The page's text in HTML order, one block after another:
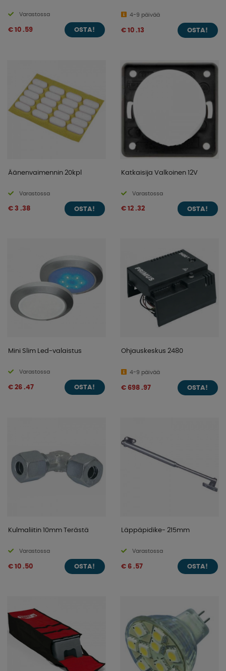
Varastossa
€ 10 .59 OSTA!
4-9 päivää
€ 10 .13 OSTA!
Äänenvaimennin 20kpl
Varastossa
€ 3 .38 OSTA!
Katkaisija Valkoinen 12V
Varastossa
€ 12 .32 OSTA!
Mini Slim Led-valaistus
Varastossa
€ 26 .47 OSTA!
Ohjauskeskus 2480
4-9 päivää
€ 698 .97 OSTA!
Kulmaliitin 10mm Terästä
Varastossa
€ 10 .50 OSTA!
Läppäpidike- 215mm
Varastossa
€ 6 .57 OSTA!